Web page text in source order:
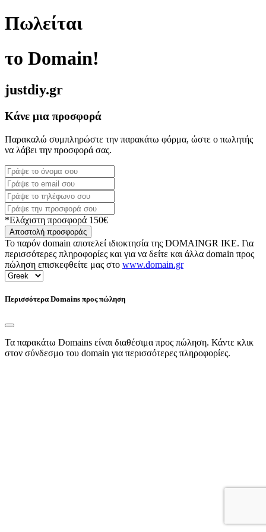
Πωλείται
το Domain!
justdiy.gr
Κάνε μια προσφορά
Παρακαλώ συμπληρώστε την παρακάτω φόρμα, ώστε ο πωλητής
να λάβει την προσφορά σας.
*Ελάχιστη προσφορά 150€
Αποστολή προσφοράς
Το παρόν domain αποτελεί ιδιοκτησία της DOMAINGR ΙΚΕ. Για
περισσότερες πληροφορίες και για να δείτε και άλλα domain προς
πώληση επισκεφθείτε μας στο www.domain.gr
Περισσότερα Domains προς πώληση
Τα παρακάτω Domains είναι διαθέσιμα προς πώληση. Κάντε κλικ
στον σύνδεσμο του domain για περισσότερες πληροφορίες.